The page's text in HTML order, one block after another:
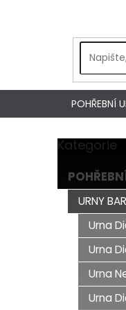
POHŘEBNÍ
P
s
Přeskočit
kategorie
Kategorie
URNY
Urna
Urna
Urna
Urna